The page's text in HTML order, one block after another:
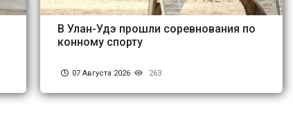
В Улан-Удэ прошли соревнования по
конному спорту
07 Августа 2026 263